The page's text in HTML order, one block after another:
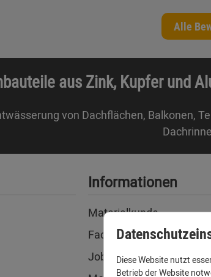
Alle
aus Zink, Kupfer und
von Dachflächen, Balkonen,
Informationen
Materialkunde
Fachbegriffe
Jobs
Diese Website nutzt
Betrieb der Website